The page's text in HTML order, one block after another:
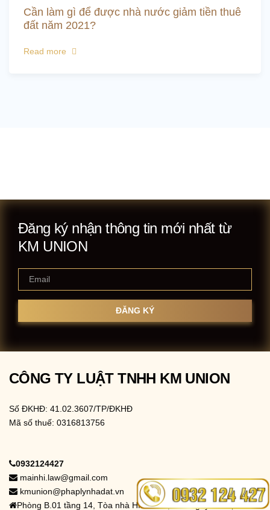
Cần làm gì để được nhà nước giảm tiền thuê
đất năm 2021?
Read more
Đăng ký nhận thông tin mới nhất từ
KM UNION
CÔNG TY LUẬT TNHH KM UNION
Số ĐKHĐ: 41.02.3607/TP/ĐKHĐ
Mã số thuế: 0316813756
0932124427
mainhi.law@gmail.com
kmunion@phaplynhadat.vn
Phòng B.01 tầng 14, Tòa nhà HM Town, 412 Nguyễn Thị Minh